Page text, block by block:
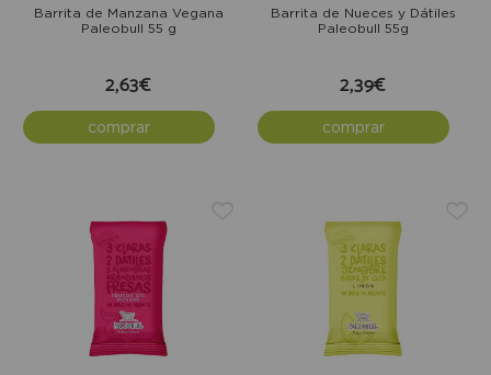
Barrita de Manzana Vegana
Paleobull 55 g
2,63€
comprar
Barrita de Nueces y Dátiles
Paleobull 55g
2,39€
comprar